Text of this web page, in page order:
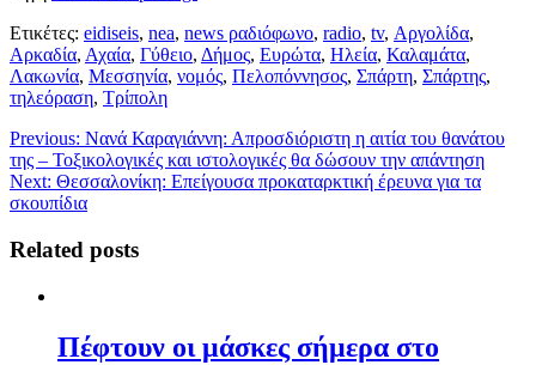
Ετικέτες: eidiseis, nea, news ραδιόφωνο, radio, tv, Αργολίδα,
Αρκαδία, Αχαία, Γύθειο, Δήμος, Ευρώτα, Ηλεία, Καλαμάτα,
Λακωνία, Μεσσηνία, νομός, Πελοπόννησος, Σπάρτη, Σπάρτης,
τηλεόραση, Τρίπολη
Previous: Νανά Καραγιάννη: Απροσδιόριστη η αιτία του θανάτου
της – Τοξικολογικές και ιστολογικές θα δώσουν την απάντηση
Next: Θεσσαλονίκη: Επείγουσα προκαταρκτική έρευνα για τα
σκουπίδια
Related posts
Πέφτουν οι μάσκες σήμερα στο